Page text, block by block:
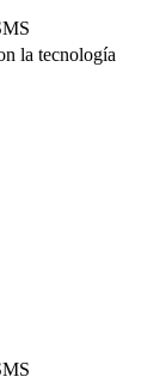
la tecnología